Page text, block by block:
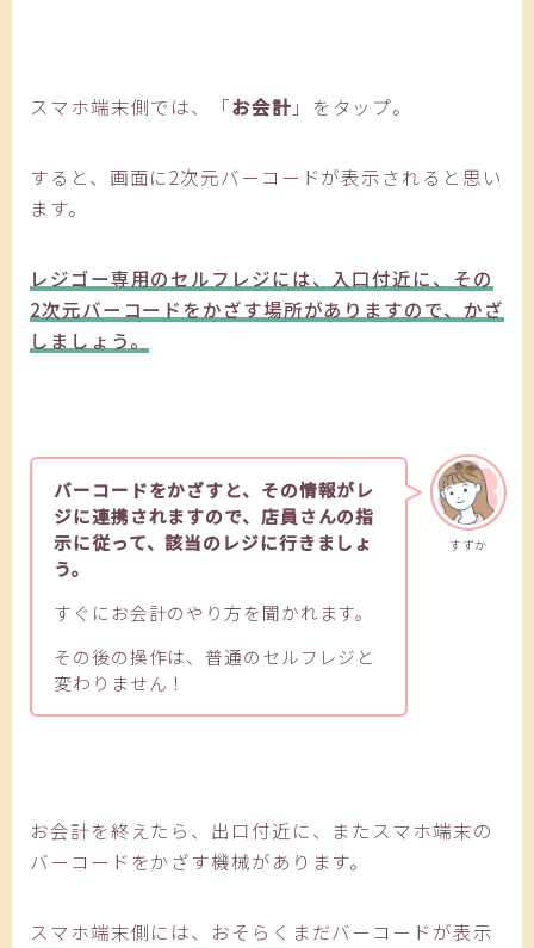
スマホ端末側では、「お会計 」をタップ。
すると、画面に2次元バーコードが表示されると思い
ます。
レジゴー専用のセルフレジには、入口付近に、その
2次元バーコードをかざす場所がありますので、かざ
しましょう。
すずか
バーコードをかざすと、その情報がレ
ジに連携されますので、店員さんの指
示に従って、該当のレジに行きましょ
う。
すぐにお会計のやり方を聞かれます。
その後の操作は、普通のセルフレジと
変わりません！
お会計を終えたら、出口付近に、またスマホ端末の
バーコードをかざす機械があります。
スマホ端末側には、おそらくまだバーコードが表示